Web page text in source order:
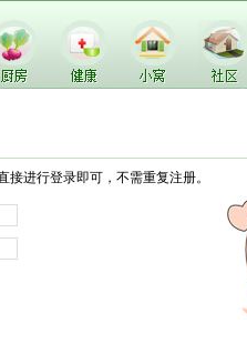
进行登录即可，不需重复注册。